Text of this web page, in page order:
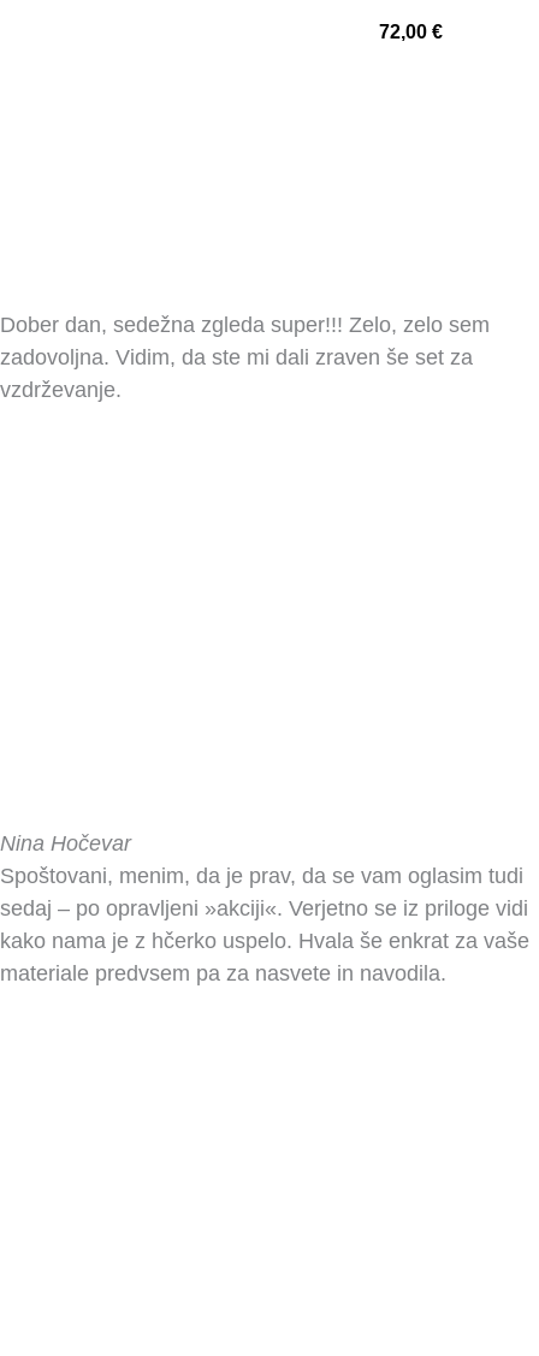
72,00 €
Dober dan, sedežna zgleda super!!! Zelo, zelo sem
zadovoljna. Vidim, da ste mi dali zraven še set za
vzdrževanje.
Nina Hočevar
Spoštovani, menim, da je prav, da se vam oglasim tudi
sedaj – po opravljeni »akciji«. Verjetno se iz priloge vidi
kako nama je z hčerko uspelo. Hvala še enkrat za vaše
materiale predvsem pa za nasvete in navodila.